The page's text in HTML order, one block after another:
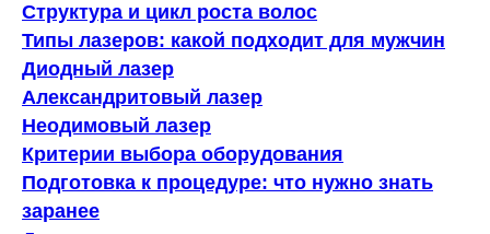
Структура и цикл роста волос
Типы лазеров: какой подходит для мужчин
Диодный лазер
Александритовый лазер
Неодимовый лазер
Критерии выбора оборудования
Подготовка к процедуре: что нужно знать
заранее